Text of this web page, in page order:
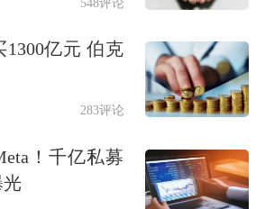
2627.88元后，已历经四
，期间白酒板块整体处于
务包括 云计算、通信网
亿元 伯克
283评论
！千亿私募
光